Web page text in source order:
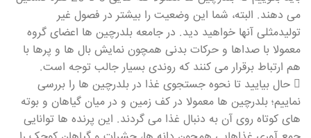
می دهند. البته، شما این وضعیت را بیشتر در فصول غیر
تولیدمثلی آنها خواهید دید. در جامعه بلدرچین ها اعضای گروه
معمولا با صداها و حرکات بدنی همچون نمایش بال ها و پرها با
هم ارتباط برقرار می کنند که روندی بسیار جالب توجه است.
 حال بیایید تا نحوه جستجوی غذا در بلدرچین ها را بررسی
نماییم؛ بلدرچین ها معمولا در کف زمین و در میان گیاهان و بوته
های کوتاه روی آن به دنبال غذا می گردند. این پرنده ها توانایی